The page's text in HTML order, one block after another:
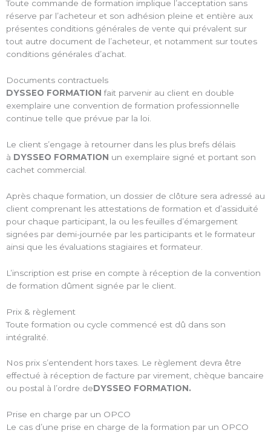
Toute commande de formation implique l’acceptation sans
réserve par l’acheteur et son adhésion pleine et entière aux
présentes conditions générales de vente qui prévalent sur
tout autre document de l’acheteur, et notamment sur toutes
conditions générales d’achat.
Documents contractuels
DYSSEO FORMATIONfait parvenir au client en double
exemplaire une convention de formation professionnelle
continue telle que prévue par la loi.
Le client s’engage à retourner dans les plus brefs délais
à DYSSEO FORMATION un exemplaire signé et portant son
cachet commercial.
Après chaque formation, un dossier de clôture sera adressé au
client comprenant les attestations de formation et d’assiduité
pour chaque participant, la ou les feuilles d’émargement
signées par demi-journée par les participants et le formateur
ainsi que les évaluations stagiaires et formateur.
L’inscription est prise en compte à réception de la convention
de formation dûment signée par le client.
Prix & règlement
Toute formation ou cycle commencé est dû dans son
intégralité.
Nos prix s’entendent hors taxes. Le règlement devra être
effectué à réception de facture par virement, chèque bancaire
ou postal à l’ordre deDYSSEO FORMATION.
Prise en charge par un OPCO
Le cas d’une prise en charge de la formation par un OPCO